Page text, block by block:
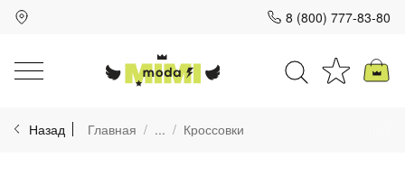
8 (800) 777-83-80
Назад Главная ... Кроссовки
Для клиентов всех банков
Разбейте